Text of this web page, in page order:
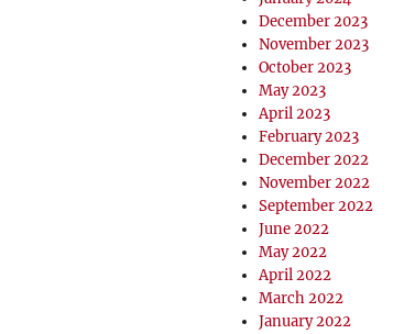
December 2023
November 2023
October 2023
May 2023
April 2023
February 2023
December 2022
November 2022
September 2022
June 2022
May 2022
April 2022
March 2022
January 2022